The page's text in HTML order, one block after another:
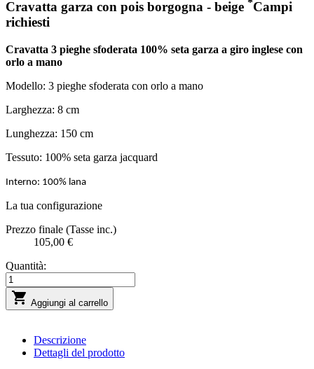
Cravatta garza con pois borgogna - beige
Campi
richiesti
Cravatta 3 pieghe sfoderata 100% seta garza a giro inglese con
orlo a mano
Modello: 3 pieghe sfoderata con orlo a mano
Larghezza: 8 cm
Lunghezza: 150 cm
Tessuto: 100% seta garza jacquard
Interno: 100% lana
La tua configurazione
Prezzo finale (Tasse inc.)
105,00 €
Quantità:
 Aggiungi al carrello
Descrizione
Dettagli del prodotto